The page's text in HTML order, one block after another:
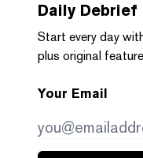
Daily Debrief
Start every day
plus original
Your Email